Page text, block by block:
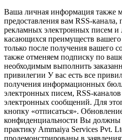
Ваша личная информация также
предоставления вам RSS-
рекламных электронных писем
касающихся преимуществ
только после получения
также отменяем подписку по
необходимым выполнить
привилегии У вас есть все
получения информационных
электронных писем, RSS-
электронных сообщений. Для
кнопку «отписаться».
конфиденциальности Вы должны
практику Ammaiya Services Pvt.